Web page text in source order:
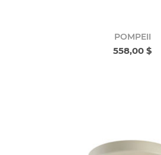
POMPEII
558,00 $